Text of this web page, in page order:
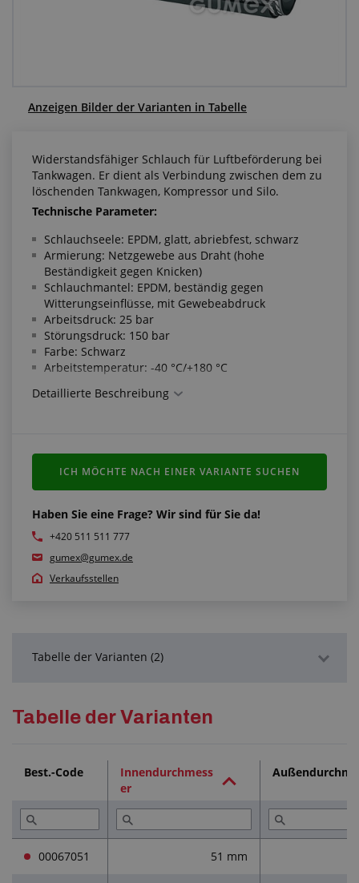
Anzeigen Bilder der Varianten in Tabelle
Widerstandsfähiger Schlauch für Luftbeförderung bei
Tankwagen. Er dient als Verbindung zwischen dem zu
löschenden Tankwagen, Kompressor und Silo.
Technische Parameter:
Schlauchseele: EPDM, glatt, abriebfest, schwarz
Armierung: Netzgewebe aus Draht (hohe
Beständigkeit gegen Knicken)
Schlauchmantel: EPDM, beständig gegen
Witterungseinflüsse, mit Gewebeabdruck
Arbeitsdruck: 25 bar
Störungsdruck: 150 bar
Farbe: Schwarz
Arbeitstemperatur: -40 °C/+180 °C
Detaillierte Beschreibung
Haben Sie eine Frage? Wir sind für Sie da!
+420 511 511 777
gumex@gumex.de
Verkaufsstellen
ICH MÖCHTE NACH EINER VARIANTE SUCHEN
Tabelle der Varianten (2)
Lesen Sie (1)
Tabelle der Varianten
Best.-Code
Innendurchmess
er
00067051 51 mm